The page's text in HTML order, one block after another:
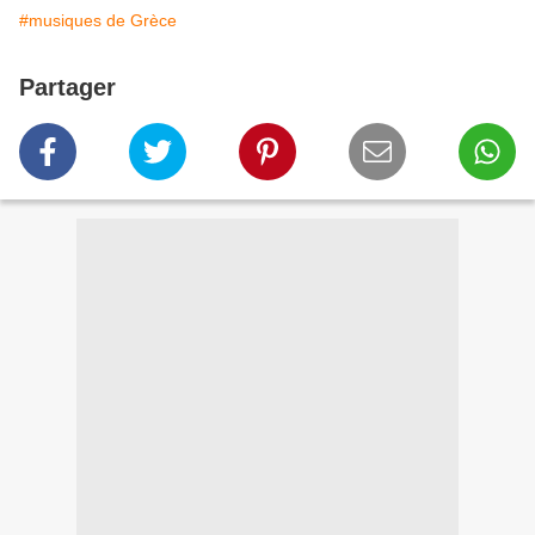
#musiques de Grèce
Partager